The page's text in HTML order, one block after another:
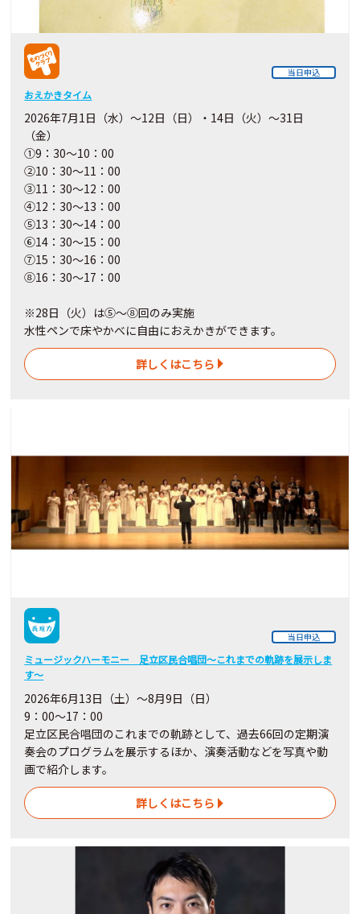
当日申込
おえかきタイム
2026年7月1日（水）～12日（日）・14日（火）～31日
（金）
①9：30～10：00
②10：30～11：00
③11：30～12：00
④12：30～13：00
⑤13：30～14：00
⑥14：30～15：00
⑦15：30～16：00
⑧16：30～17：00
※28日（火）は⑤～⑧回のみ実施
水性ペンで床やかべに自由におえかきができます。
詳しくはこちら
当日申込
ミュージックハーモニー 足立区民合唱団～これまでの軌跡を展示しま
す～
2026年6月13日（土）～8月9日（日）
9：00～17：00
足立区民合唱団のこれまでの軌跡として、過去66回の定期演
奏会のプログラムを展示するほか、演奏活動などを写真や動
画で紹介します。
詳しくはこちら